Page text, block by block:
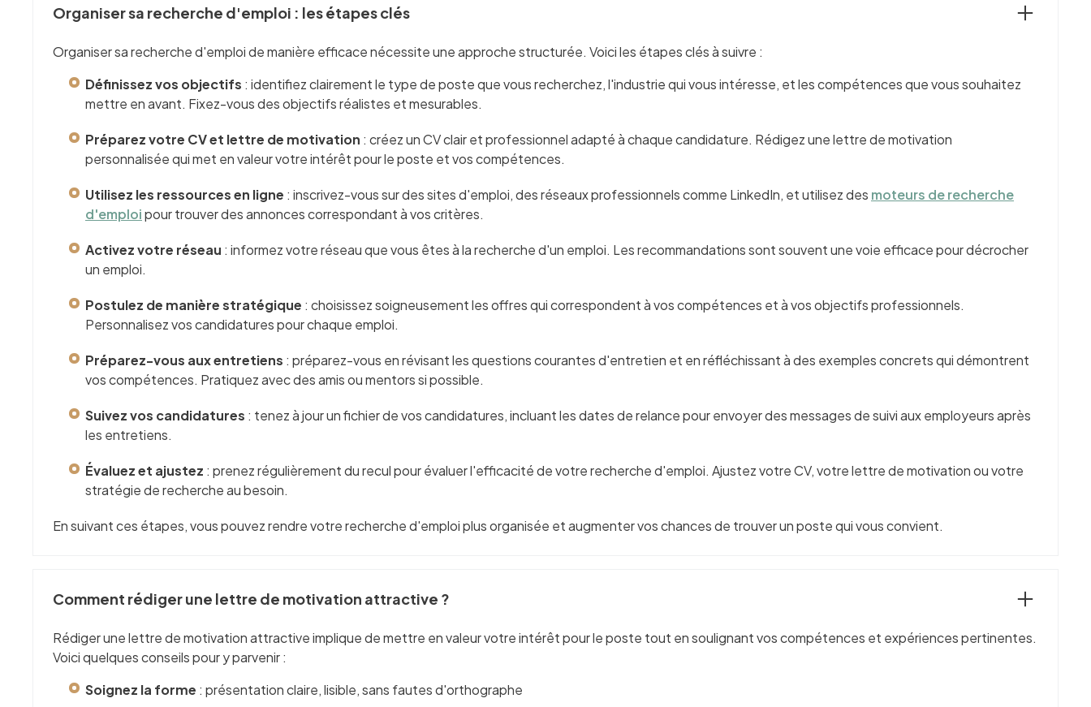
Organiser sa recherche d'emploi : les étapes clés
Organiser sa recherche d'emploi de manière efficace nécessite une approche structurée. Voici les étapes clés à suivre :
Définissez vos objectifs : identifiez clairement le type de poste que vous recherchez, l'industrie qui vous intéresse, et les compétences que vous souhaitez
mettre en avant. Fixez-vous des objectifs réalistes et mesurables.
Préparez votre CV et lettre de motivation : créez un CV clair et professionnel adapté à chaque candidature. Rédigez une lettre de motivation
personnalisée qui met en valeur votre intérêt pour le poste et vos compétences.
Utilisez les ressources en ligne : inscrivez-vous sur des sites d'emploi, des réseaux professionnels comme LinkedIn, et utilisez des moteurs de recherche
d'emploipour trouver des annonces correspondant à vos critères.
Activez votre réseau : informez votre réseau que vous êtes à la recherche d'un emploi. Les recommandations sont souvent une voie efficace pour décrocher
un emploi.
Postulez de manière stratégique : choisissez soigneusement les offres qui correspondent à vos compétences et à vos objectifs professionnels.
Personnalisez vos candidatures pour chaque emploi.
Préparez-vous aux entretiens : préparez-vous en révisant les questions courantes d'entretien et en réfléchissant à des exemples concrets qui démontrent
vos compétences. Pratiquez avec des amis ou mentors si possible.
Suivez vos candidatures : tenez à jour un fichier de vos candidatures, incluant les dates de relance pour envoyer des messages de suivi aux employeurs après
les entretiens.
Évaluez et ajustez : prenez régulièrement du recul pour évaluer l'efficacité de votre recherche d'emploi. Ajustez votre CV, votre lettre de motivation ou votre
stratégie de recherche au besoin.
En suivant ces étapes, vous pouvez rendre votre recherche d'emploi plus organisée et augmenter vos chances de trouver un poste qui vous convient.
Comment rédiger une lettre de motivation attractive ?
Rédiger une lettre de motivation attractive implique de mettre en valeur votre intérêt pour le poste tout en soulignant vos compétences et expériences pertinentes.
Voici quelques conseils pour y parvenir :
Soignez la forme : présentation claire, lisible, sans fautes d'orthographe